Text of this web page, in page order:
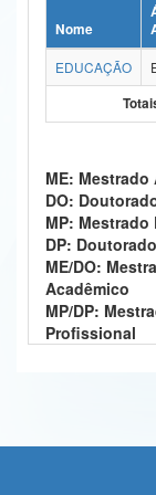
Ministério da Ciência,
Ministério do Meio
Controladoria-Geral da
Ministério da Mulher, da
Secretaria-Geral
Secretaria de Governo
Nome
EDUCAÇÃO
ME: Mestrado
DO:
MP:
DP:
ME/DO:
Acadêmico
MP/DP:
Profissional